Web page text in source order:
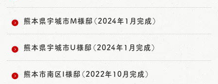
熊本県宇城市M様邸（2024年1月完成）
熊本県宇城市U様邸（2024年1月完成）
熊本市南区I様邸（2022年10月完成）